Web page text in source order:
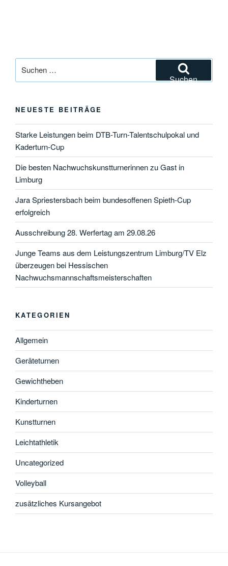
nach:
Suchen
NEUESTE BEITRÄGE
Starke Leistungen beim DTB-Turn-Talentschulpokal und
Kaderturn-Cup
Die besten Nachwuchskunstturnerinnen zu Gast in
Limburg
Jara Spriestersbach beim bundesoffenen Spieth-Cup
erfolgreich
Ausschreibung 28. Werfertag am 29.08.26
Junge Teams aus dem Leistungszentrum Limburg/TV Elz
überzeugen bei Hessischen
Nachwuchsmannschaftsmeisterschaften
KATEGORIEN
Allgemein
Geräteturnen
Gewichtheben
Kinderturnen
Kunstturnen
Leichtathletik
Uncategorized
Volleyball
zusätzliches Kursangebot